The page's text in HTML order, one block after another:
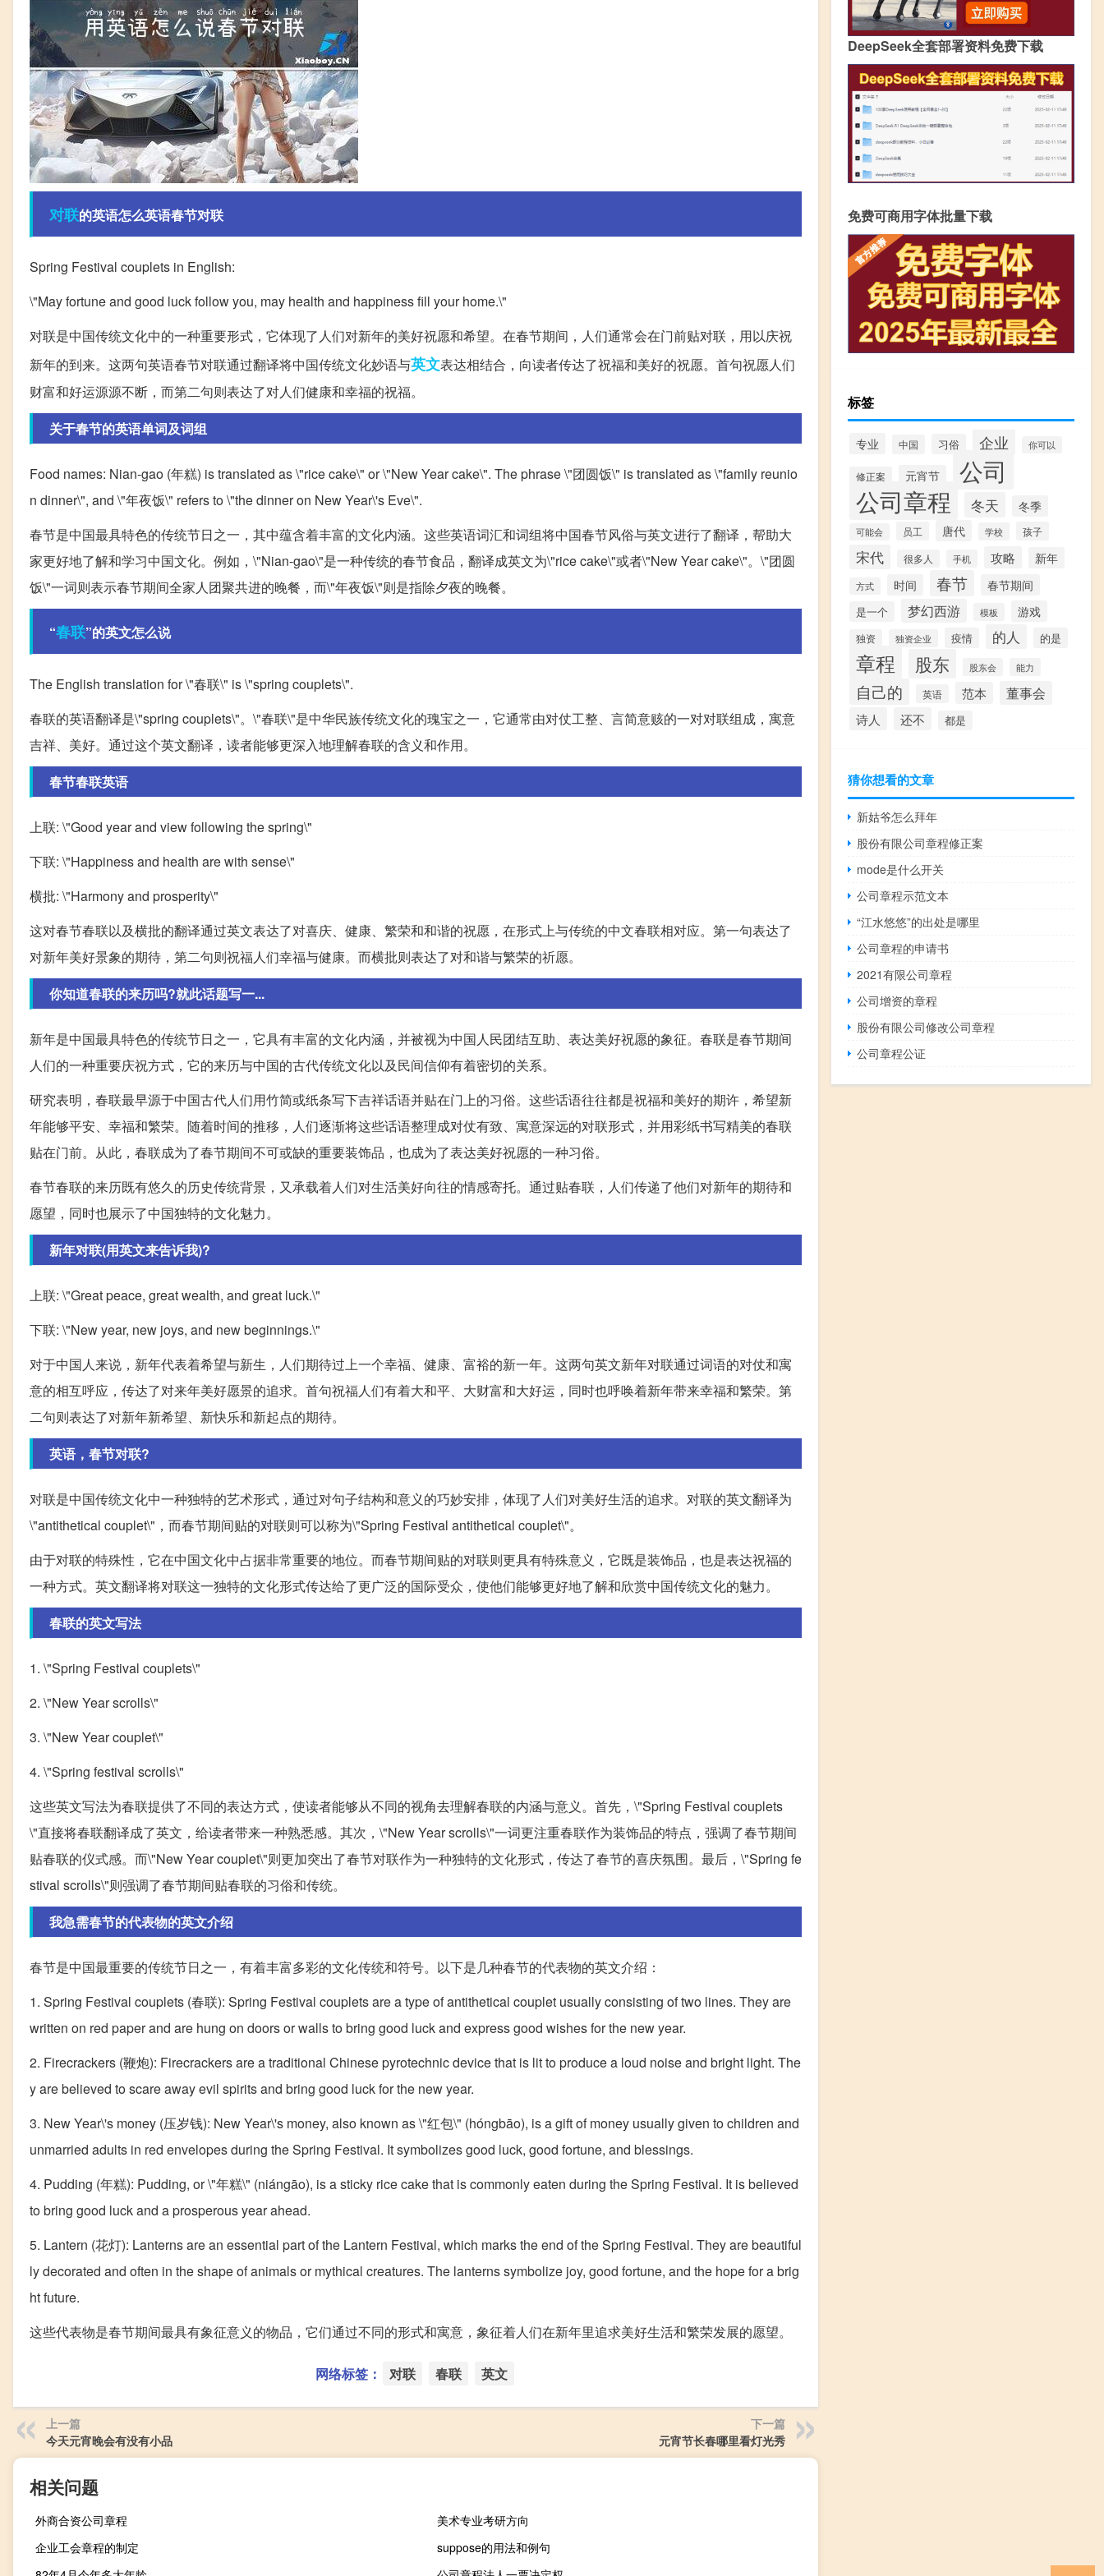
对联的英语怎么英语春节对联
Spring Festival couplets in English:
\"May fortune and good luck follow you, may health and happiness fill your home.\"
对联是中国传统文化中的一种重要形式，它体现了人们对新年的美好祝愿和希望。在春节期间，人们通常会在门前贴对联，用以庆祝
新年的到来。这两句英语春节对联通过翻译将中国传统文化妙语与英文表达相结合，向读者传达了祝福和美好的祝愿。首句祝愿人们
财富和好运源源不断，而第二句则表达了对人们健康和幸福的祝福。
关于春节的英语单词及词组
Food names: Nian-gao (年糕) is translated as \"rice cake\" or \"New Year cake\". The phrase \"团圆饭\" is translated as \"family reunio
n dinner\", and \"年夜饭\" refers to \"the dinner on New Year\'s Eve\".
春节是中国最具特色的传统节日之一，其中蕴含着丰富的文化内涵。这些英语词汇和词组将中国春节风俗与英文进行了翻译，帮助大
家更好地了解和学习中国文化。例如，\"Nian-gao\"是一种传统的春节食品，翻译成英文为\"rice cake\"或者\"New Year cake\"。\"团圆
饭\"一词则表示春节期间全家人团聚共进的晚餐，而\"年夜饭\"则是指除夕夜的晚餐。
“春联”的英文怎么说
The English translation for \"春联\" is \"spring couplets\".
春联的英语翻译是\"spring couplets\"。\"春联\"是中华民族传统文化的瑰宝之一，它通常由对仗工整、言简意赅的一对对联组成，寓意
吉祥、美好。通过这个英文翻译，读者能够更深入地理解春联的含义和作用。
春节春联英语
上联: \"Good year and view following the spring\"
下联: \"Happiness and health are with sense\"
横批: \"Harmony and prosperity\"
这对春节春联以及横批的翻译通过英文表达了对喜庆、健康、繁荣和和谐的祝愿，在形式上与传统的中文春联相对应。第一句表达了
对新年美好景象的期待，第二句则祝福人们幸福与健康。而横批则表达了对和谐与繁荣的祈愿。
你知道春联的来历吗?就此话题写一...
新年是中国最具特色的传统节日之一，它具有丰富的文化内涵，并被视为中国人民团结互助、表达美好祝愿的象征。春联是春节期间
人们的一种重要庆祝方式，它的来历与中国的古代传统文化以及民间信仰有着密切的关系。
研究表明，春联最早源于中国古代人们用竹简或纸条写下吉祥话语并贴在门上的习俗。这些话语往往都是祝福和美好的期许，希望新
年能够平安、幸福和繁荣。随着时间的推移，人们逐渐将这些话语整理成对仗有致、寓意深远的对联形式，并用彩纸书写精美的春联
贴在门前。从此，春联成为了春节期间不可或缺的重要装饰品，也成为了表达美好祝愿的一种习俗。
春节春联的来历既有悠久的历史传统背景，又承载着人们对生活美好向往的情感寄托。通过贴春联，人们传递了他们对新年的期待和
愿望，同时也展示了中国独特的文化魅力。
新年对联(用英文来告诉我)?
上联: \"Great peace, great wealth, and great luck.\"
下联: \"New year, new joys, and new beginnings.\"
对于中国人来说，新年代表着希望与新生，人们期待过上一个幸福、健康、富裕的新一年。这两句英文新年对联通过词语的对仗和寓
意的相互呼应，传达了对来年美好愿景的追求。首句祝福人们有着大和平、大财富和大好运，同时也呼唤着新年带来幸福和繁荣。第
二句则表达了对新年新希望、新快乐和新起点的期待。
英语，春节对联?
对联是中国传统文化中一种独特的艺术形式，通过对句子结构和意义的巧妙安排，体现了人们对美好生活的追求。对联的英文翻译为
\"antithetical couplet\"，而春节期间贴的对联则可以称为\"Spring Festival antithetical couplet\"。
由于对联的特殊性，它在中国文化中占据非常重要的地位。而春节期间贴的对联则更具有特殊意义，它既是装饰品，也是表达祝福的
一种方式。英文翻译将对联这一独特的文化形式传达给了更广泛的国际受众，使他们能够更好地了解和欣赏中国传统文化的魅力。
春联的英文写法
1. \"Spring Festival couplets\"
2. \"New Year scrolls\"
3. \"New Year couplet\"
4. \"Spring festival scrolls\"
这些英文写法为春联提供了不同的表达方式，使读者能够从不同的视角去理解春联的内涵与意义。首先，\"Spring Festival couplets
\"直接将春联翻译成了英文，给读者带来一种熟悉感。其次，\"New Year scrolls\"一词更注重春联作为装饰品的特点，强调了春节期间
贴春联的仪式感。而\"New Year couplet\"则更加突出了春节对联作为一种独特的文化形式，传达了春节的喜庆氛围。最后，\"Spring fe
stival scrolls\"则强调了春节期间贴春联的习俗和传统。
我急需春节的代表物的英文介绍
春节是中国最重要的传统节日之一，有着丰富多彩的文化传统和符号。以下是几种春节的代表物的英文介绍：
1. Spring Festival couplets (春联): Spring Festival couplets are a type of antithetical couplet usually consisting of two lines. They are
written on red paper and are hung on doors or walls to bring good luck and express good wishes for the new year.
2. Firecrackers (鞭炮): Firecrackers are a traditional Chinese pyrotechnic device that is lit to produce a loud noise and bright light. The
y are believed to scare away evil spirits and bring good luck for the new year.
3. New Year\'s money (压岁钱): New Year\'s money, also known as \"红包\" (hóngbāo), is a gift of money usually given to children and
unmarried adults in red envelopes during the Spring Festival. It symbolizes good luck, good fortune, and blessings.
4. Pudding (年糕): Pudding, or \"年糕\" (niángāo), is a sticky rice cake that is commonly eaten during the Spring Festival. It is believed
to bring good luck and a prosperous year ahead.
5. Lantern (花灯): Lanterns are an essential part of the Lantern Festival, which marks the end of the Spring Festival. They are beautiful
ly decorated and often in the shape of animals or mythical creatures. The lanterns symbolize joy, good fortune, and the hope for a brig
ht future.
这些代表物是春节期间最具有象征意义的物品，它们通过不同的形式和寓意，象征着人们在新年里追求美好生活和繁荣发展的愿望。
网络标签： 对联 春联 英文
上一篇
今天元宵晚会有没有小品
下一篇
元宵节长春哪里看灯光秀
相关问题
外商合资公司章程
美术专业考研方向
企业工会章程的制定
suppose的用法和例句
DeepSeek全套部署资料免费下载
免费可商用字体批量下载
标签
专业 中国 习俗 企业 你可以
修正案 元宵节 公司
公司章程 冬天 冬季
可能会 员工 唐代 学校 孩子
宋代 很多人 手机 攻略 新年
方式 时间 春节 春节期间
是一个 梦幻西游 模板 游戏
独资 独资企业 疫情 的人 的是
章程 股东 股东会 能力
自己的 英语 范本 董事会
诗人 还不 都是
猜你想看的文章
新姑爷怎么拜年
股份有限公司章程修正案
mode是什么开关
公司章程示范文本
“江水悠悠”的出处是哪里
公司章程的申请书
2021有限公司章程
公司增资的章程
股份有限公司修改公司章程
公司章程公证